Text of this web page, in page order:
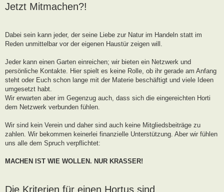
i
t
Jetzt Mitmachen?!
Dabei sein kann jeder, der seine Liebe zur Natur im Handeln statt im
Reden unmittelbar vor der eigenen Haustür zeigen will.
Jeder kann einen Garten einreichen; wir bieten ein Netzwerk und
persönliche Kontakte. Hier spielt es keine Rolle, ob ihr gerade am Anfang
steht oder Euch schon lange mit der Materie beschäftigt und viele Ideen
umgesetzt habt.
Wir erwarten aber im Gegenzug auch, dass sich die eingereichten Horti
dem Netzwerk verbunden fühlen.
Wir sind kein Verein und daher sind auch keine Mitgliedsbeiträge zu
zahlen. Wir bekommen keinerlei finanzielle Unterstützung. Aber wir fühlen
uns alle dem Spruch verpflichtet:
MACHEN IST WIE WOLLEN. NUR KRASSER!
Die Kriterien für einen Hortus sind